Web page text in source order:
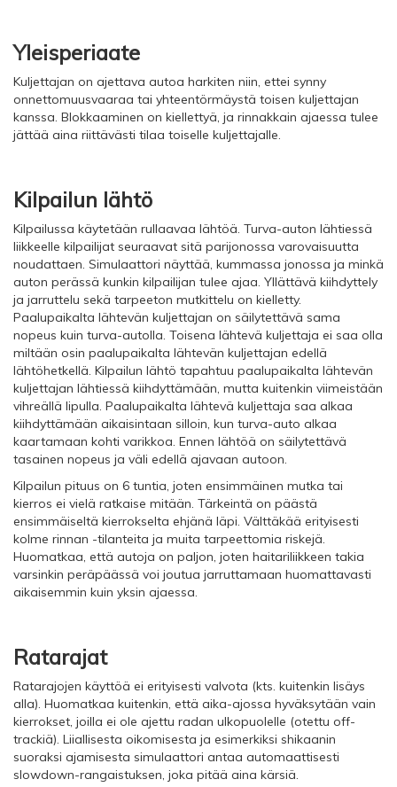
Yleisperiaate
Kuljettajan on ajettava autoa harkiten niin, ettei synny
onnettomuusvaaraa tai yhteentörmäystä toisen kuljettajan
kanssa. Blokkaaminen on kiellettyä, ja rinnakkain ajaessa tulee
jättää aina riittävästi tilaa toiselle kuljettajalle.
Kilpailun lähtö
Kilpailussa käytetään rullaavaa lähtöä. Turva-auton lähtiessä
liikkeelle kilpailijat seuraavat sitä parijonossa varovaisuutta
noudattaen. Simulaattori näyttää, kummassa jonossa ja minkä
auton perässä kunkin kilpailijan tulee ajaa. Yllättävä kiihdyttely
ja jarruttelu sekä tarpeeton mutkittelu on kielletty.
Paalupaikalta lähtevän kuljettajan on säilytettävä sama
nopeus kuin turva-autolla. Toisena lähtevä kuljettaja ei saa olla
miltään osin paalupaikalta lähtevän kuljettajan edellä
lähtöhetkellä. Kilpailun lähtö tapahtuu paalupaikalta lähtevän
kuljettajan lähtiessä kiihdyttämään, mutta kuitenkin viimeistään
vihreällä lipulla. Paalupaikalta lähtevä kuljettaja saa alkaa
kiihdyttämään aikaisintaan silloin, kun turva-auto alkaa
kaartamaan kohti varikkoa. Ennen lähtöä on säilytettävä
tasainen nopeus ja väli edellä ajavaan autoon.
Kilpailun pituus on 6 tuntia, joten ensimmäinen mutka tai
kierros ei vielä ratkaise mitään. Tärkeintä on päästä
ensimmäiseltä kierrokselta ehjänä läpi. Välttäkää erityisesti
kolme rinnan -tilanteita ja muita tarpeettomia riskejä.
Huomatkaa, että autoja on paljon, joten haitariliikkeen takia
varsinkin peräpäässä voi joutua jarruttamaan huomattavasti
aikaisemmin kuin yksin ajaessa.
Ratarajat
Ratarajojen käyttöä ei erityisesti valvota (kts. kuitenkin lisäys
alla). Huomatkaa kuitenkin, että aika-ajossa hyväksytään vain
kierrokset, joilla ei ole ajettu radan ulkopuolelle (otettu off-
trackiä). Liiallisesta oikomisesta ja esimerkiksi shikaanin
suoraksi ajamisesta simulaattori antaa automaattisesti
slowdown-rangaistuksen, joka pitää aina kärsiä.